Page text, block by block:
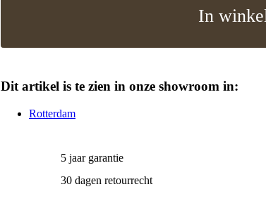
In
Dit artikel is te zien in onze showroom in:
Rotterdam
5 jaar garantie
30 dagen retourrecht